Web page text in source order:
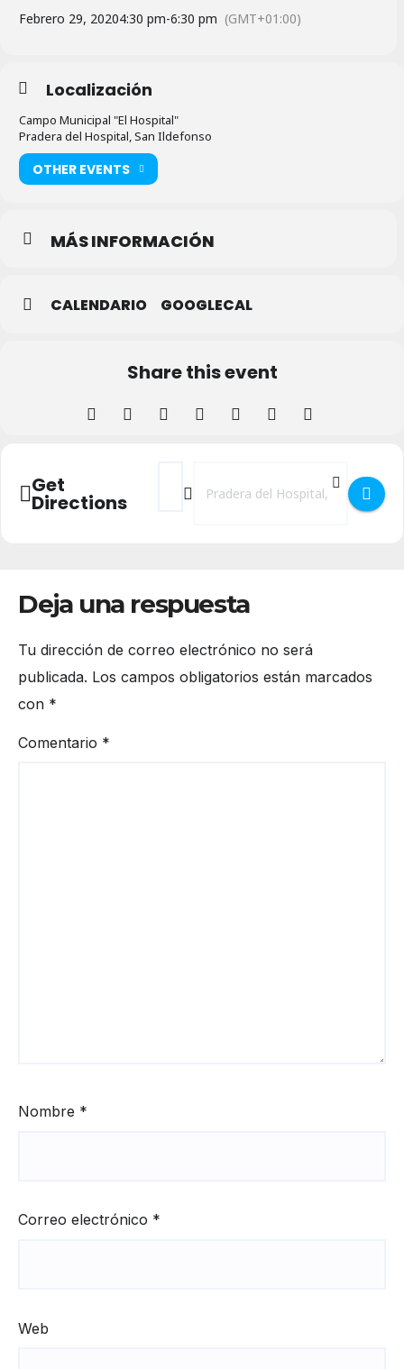
Febrero 29, 20204:30 pm-6:30 pm (GMT+01:00)
Localización
Campo Municipal "El Hospital"
Pradera del Hospital, San Ildefonso
OTHER EVENTS
MÁS INFORMACIÓN
CALENDARIO GOOGLECAL
Share this event
Get
Directions
Address - Fútbol - J29 Grupo VIII | CD
Destination Address - Fútbol -
Deja una respuesta
Tu dirección de correo electrónico no será
publicada. Los campos obligatorios están marcados
con *
Comentario *
Nombre *
Correo electrónico *
Web